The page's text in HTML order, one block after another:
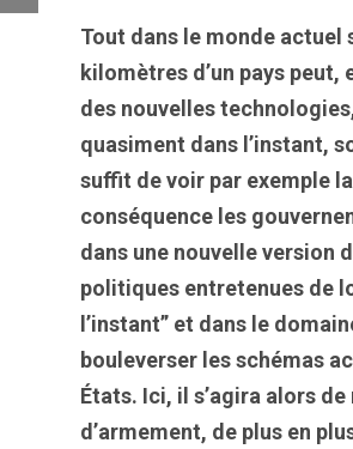
Tout dans le monde actuel
kilomètres d’un pays
des nouvelles
quasiment dans l’instant,
suffit de voir par exemple
conséquence les
dans une nouvelle version
politiques entretenues de
l’instant” et dans le
bouleverser les schémas
États. Ici, il s’agira alors
d’armement, de plus en